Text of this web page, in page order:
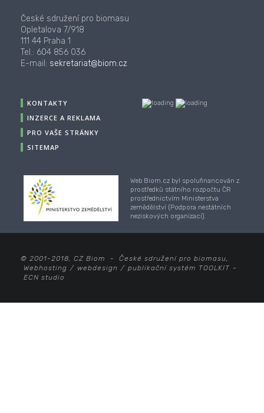
České sdružení pro biomasu
Opletalova 7/918
111 44 Praha 1
Tel.: 604 856 036
E-mail: sekretariat@biom.cz
KONTAKTY
INZERCE A REKLAMA
PRO VAŠE STRÁNKY
SITEMAP
Web Biom.cz byl spolufinancován z
prostředků státního rozpočtu ČR
prostřednictvím Ministerstva
zemědělství (Podpora nestátních
neziskových organizací).
© 2001-2018, CZ Biom - České sdružení pro biomasu,
Webhosting / webdesign / publikační systém TOOLKIT -
ECN studio